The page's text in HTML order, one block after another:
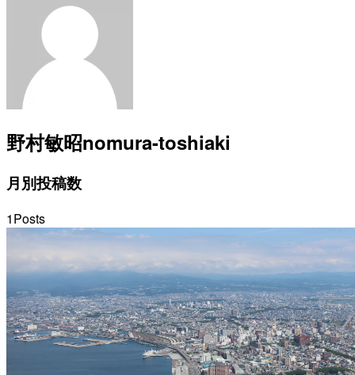
野村敏昭nomura-toshiaki
月別投稿数
1Posts